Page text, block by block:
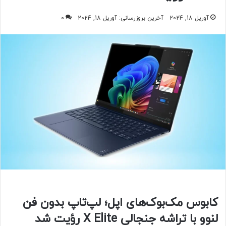
آوریل 18, 2024 آخرین بروزرسانی: آوریل 18, 2024 0
کابوس مک‌بوک‌های اپل؛ لپ‌تاپ بدون فن
لنوو با تراشه جنجالی X Elite رؤیت شد